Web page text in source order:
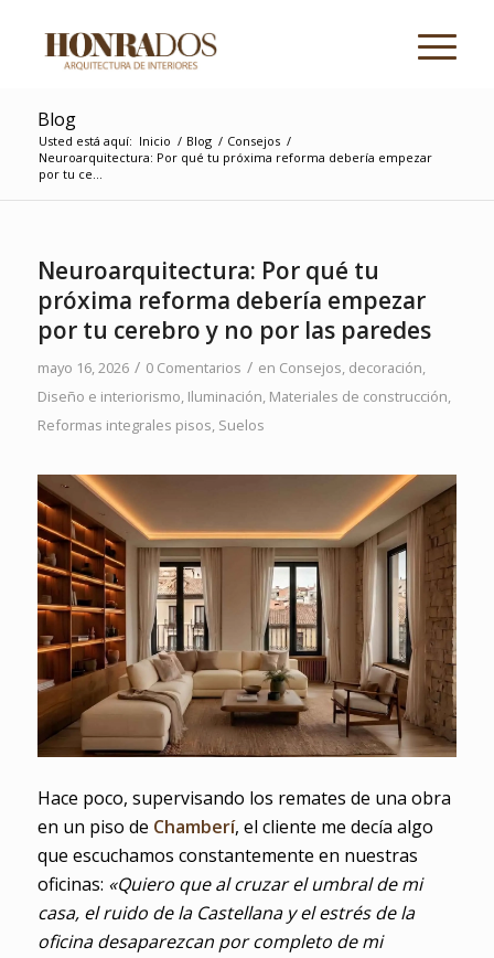
Blog
Usted está aquí: Inicio / Blog / Consejos /
Neuroarquitectura: Por qué tu próxima reforma debería empezar
por tu ce...
Neuroarquitectura: Por qué tu
próxima reforma debería empezar
por tu cerebro y no por las paredes
mayo 16, 2026 / 0 Comentarios / en Consejos, decoración,
Diseño e interiorismo, Iluminación, Materiales de construcción,
Reformas integrales pisos, Suelos
Hace poco, supervisando los remates de una obra
en un piso de Chamberí, el cliente me decía algo
que escuchamos constantemente en nuestras
oficinas: «Quiero que al cruzar el umbral de mi
casa, el ruido de la Castellana y el estrés de la
oficina desaparezcan por completo de mi